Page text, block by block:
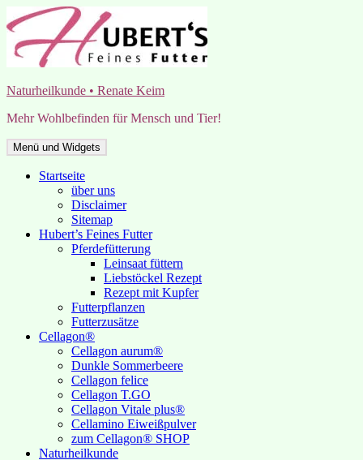
Zum
Inhalt
springen
Naturheilkunde • Renate Keim
Mehr Wohlbefinden für Mensch und Tier!
Menü und Widgets
Startseite
über uns
Disclaimer
Sitemap
Hubert’s Feines Futter
Pferdefütterung
Leinsaat füttern
Liebstöckel Rezept
Rezept mit Kupfer
Futterpflanzen
Futterzusätze
Cellagon®
Cellagon aurum®
Dunkle Sommerbeere
Cellagon felice
Cellagon T.GO
Cellagon Vitale plus®
Cellamino Eiweißpulver
zum Cellagon® SHOP
Naturheilkunde